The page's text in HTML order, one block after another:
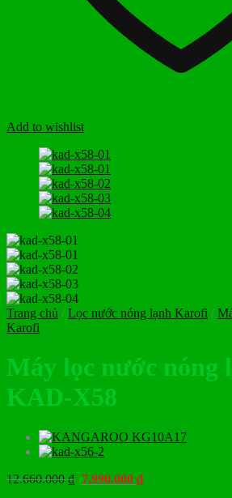
Add to wishlist
Trang chủ / Lọc nước nóng lạnh Karofi /
Karofi
Máy lọc nước nóng
KAD-X58
12.660.000₫ Giá
7.990.000 ₫Giá